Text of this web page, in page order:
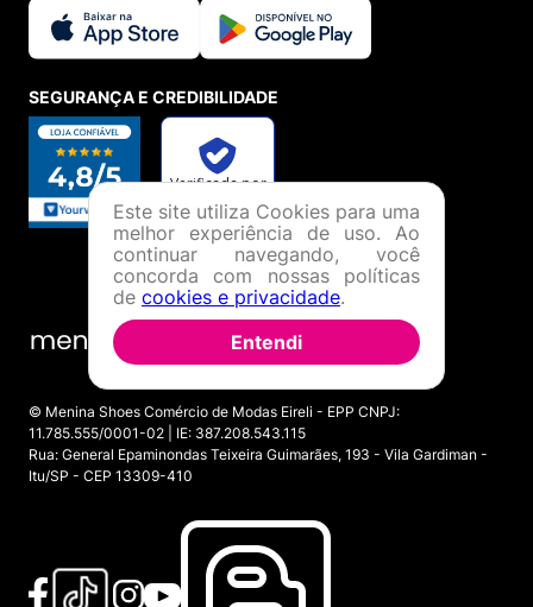
SEGURANÇA E CREDIBILIDADE
© Menina Shoes Comércio de Modas Eireli - EPP CNPJ:
11.785.555/0001-02 | IE: 387.208.543.115
Rua: General Epaminondas Teixeira Guimarães, 193 - Vila Gardiman -
Itu/SP - CEP 13309-410
Este site utiliza Cookies para uma
melhor experiência de uso. Ao
continuar navegando, você
concorda com nossas políticas
de cookies e privacidade.
Entendi